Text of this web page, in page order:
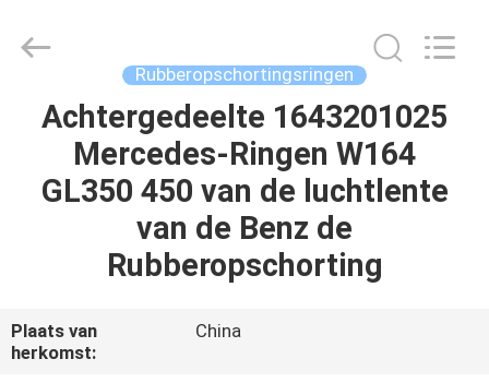
HUIS
PRODUCTEN
ONGEVEER
FABRIEKSREIS
Limited.
Rubberopschortingsringen
Achtergedeelte 1643201025
Mercedes-Ringen W164
GL350 450 van de luchtlente
van de Benz de
Rubberopschorting
Plaats van
herkomst:
China